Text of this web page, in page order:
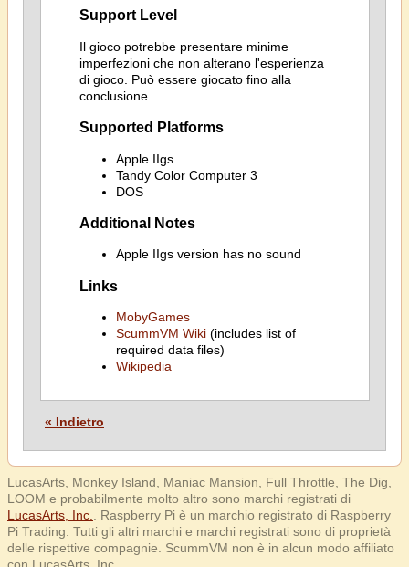
Support Level
Il gioco potrebbe presentare minime
imperfezioni che non alterano l'esperienza
di gioco. Può essere giocato fino alla
conclusione.
Supported Platforms
Apple IIgs
Tandy Color Computer 3
DOS
Additional Notes
Apple IIgs version has no sound
Links
MobyGames
ScummVM Wiki(includes list of
required data files)
Wikipedia
« Indietro
LucasArts, Monkey Island, Maniac Mansion, Full Throttle, The Dig,
LOOM e probabilmente molto altro sono marchi registrati di
LucasArts, Inc.
. Raspberry Pi è un marchio registrato di Raspberry
Pi Trading. Tutti gli altri marchi e marchi registrati sono di proprietà
delle rispettive compagnie. ScummVM non è in alcun modo affiliato